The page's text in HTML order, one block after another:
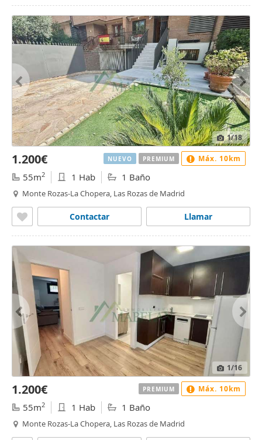
1/18
1.200€
55m2 1 Hab 1 Baño
Monte Rozas-La Chopera, Las Rozas de Madrid
Llamar
Contactar
NUEVO PREMIUM Máx. 10km
1/16
1.200€
55m2 1 Hab 1 Baño
Monte Rozas-La Chopera, Las Rozas de Madrid
PREMIUM Máx. 10km